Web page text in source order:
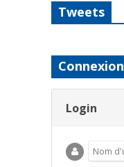
Tweets
Connexion
Login